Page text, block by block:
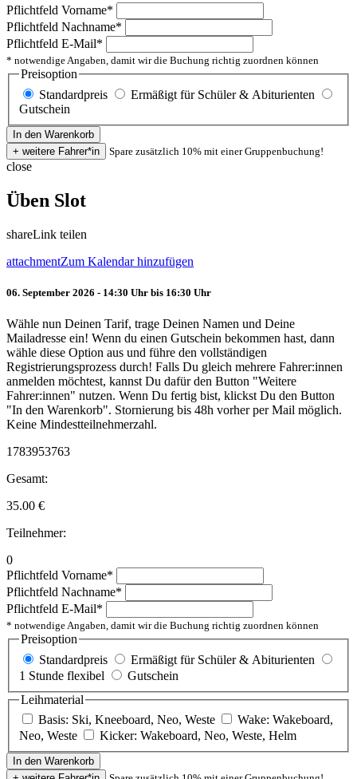
Pflichtfeld Vorname*
Pflichtfeld Nachname*
Pflichtfeld E-Mail*
* notwendige Angaben, damit wir die Buchung richtig zuordnen können
Preisoption
Standardpreis
Ermäßigt für Schüler & Abiturienten
Gutschein
Spare zusätzlich 10% mit einer Gruppenbuchung!
close
Üben Slot
shareLink teilen
attachmentZum Kalendar hinzufügen
06. September 2026 - 14:30 Uhr bis 16:30 Uhr
Wähle nun Deinen Tarif, trage Deinen Namen und Deine
Mailadresse ein! Wenn du einen Gutschein bekommen hast, dann
wähle diese Option aus und führe den vollständigen
Registrierungsprozess durch! Falls Du gleich mehrere Fahrer:innen
anmelden möchtest, kannst Du dafür den Button "Weitere
Fahrer:innen" nutzen. Wenn Du fertig bist, klickst Du den Button
"In den Warenkorb". Stornierung bis 48h vorher per Mail möglich.
Keine Mindestteilnehmerzahl.
1783953763
Gesamt:
35.00 €
Teilnehmer:
0
Pflichtfeld Vorname*
Pflichtfeld Nachname*
Pflichtfeld E-Mail*
* notwendige Angaben, damit wir die Buchung richtig zuordnen können
Preisoption
Standardpreis
Ermäßigt für Schüler & Abiturienten
1 Stunde flexibel
Gutschein
Leihmaterial
Basis: Ski, Kneeboard, Neo, Weste
Wake: Wakeboard,
Neo, Weste
Kicker: Wakeboard, Neo, Weste, Helm